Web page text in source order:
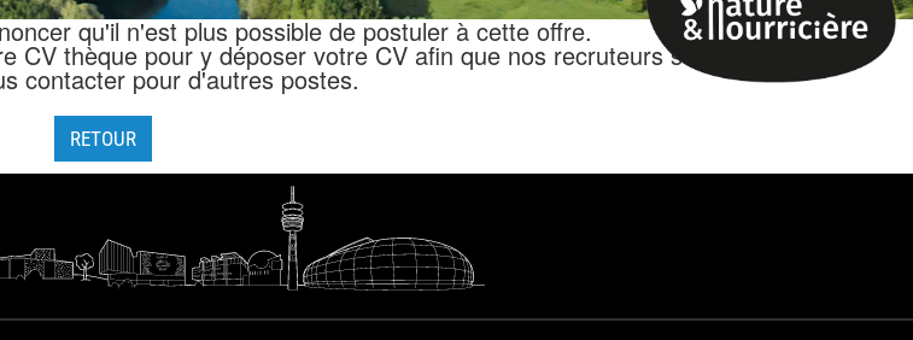
qu'il n'est plus possible de postuler à cette offre.
thèque pour y déposer votre CV afin que nos recruteurs soient en
contacter pour d'autres postes.
RETOUR